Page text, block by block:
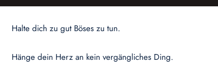
Halte dich zu gut Böses zu tun.
Hänge dein Herz an kein vergängliches Ding.